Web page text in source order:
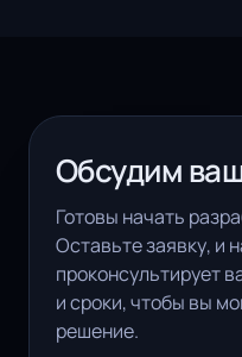
Обсудим
Готовы начать
Оставьте заявку, и
проконсультирует
и сроки, чтобы вы
решение.